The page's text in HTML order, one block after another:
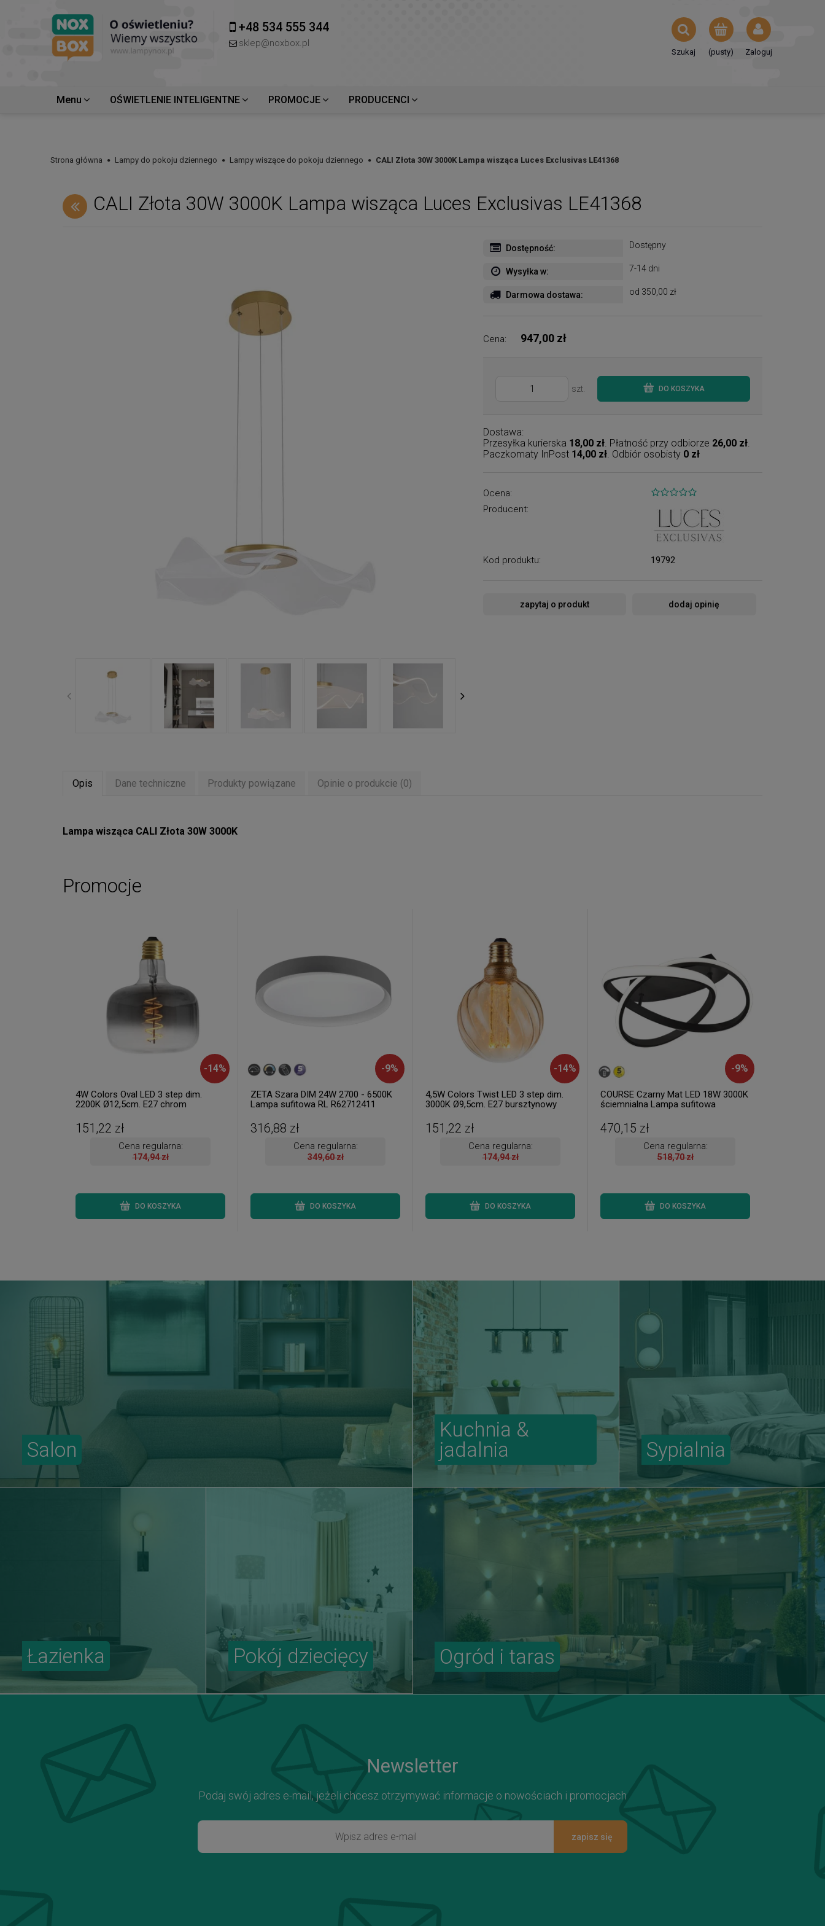
+48 534 555 344
sklep@noxbox.pl
(pusty) Zaloguj
Szukaj
Menu OŚWIETLENIE INTELIGENTNE PROMOCJE PRODUCENCI
Strona główna Lampy do pokoju dziennego Lampy wiszące do pokoju dziennego CALI Złota 30W 3000K Lampa wisząca Luces Exclusivas LE41368
CALI Złota 30W 3000K Lampa wisząca Luces Exclusivas LE41368
Dostępność: Dostępny
Wysyłka w: 7-14 dni
Darmowa dostawa: od 350,00 zł
Cena: 947,00 zł
szt. DO KOSZYKA
Dostawa:
Przesyłka kurierska 18,00 zł. Płatność przy odbiorze 26,00 zł.
Paczkomaty InPost 14,00 zł. Odbiór osobisty 0 zł
Ocena:
Producent:
Kod produktu: 19792
zapytaj o produkt dodaj opinię
Opis Dane techniczne Produkty powiązane Opinie o produkcie (0)
Lampa wisząca CALI Złota 30W 3000K
Promocje
-14%
4W Colors Oval LED 3 step dim.
2200K Ø12,5cm. E27 chrom
151,22 zł
Cena regularna:
174,94 zł
DO KOSZYKA
-9%
ZETA Szara DIM 24W 2700 - 6500K
Lampa sufitowa RL R62712411
316,88 zł
Cena regularna:
349,60 zł
DO KOSZYKA
-14%
4,5W Colors Twist LED 3 step dim.
3000K Ø9,5cm. E27 bursztynowy
151,22 zł
Cena regularna:
174,94 zł
DO KOSZYKA
-9%
COURSE Czarny Mat LED 18W 3000K
ściemnialna Lampa sufitowa
470,15 zł
Cena regularna:
518,70 zł
DO KOSZYKA
Salon
Kuchnia &
jadalnia
Sypialnia
Ogród i taras
Łazienka Pokój dziecięcy
Newsletter
Podaj swój adres e-mail, jeżeli chcesz otrzymywać informacje o nowościach i promocjach
zapisz się